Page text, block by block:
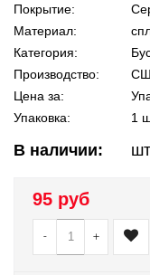
Покрытие:
Материал:
Категория:
Производство:
Цена за:
Упаковка:
1
В наличии: шт
95 руб
- +